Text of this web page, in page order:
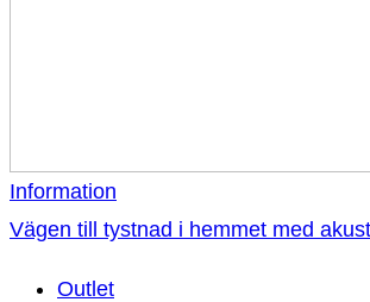
Information
Vägen till tystnad i hemmet med
Outlet